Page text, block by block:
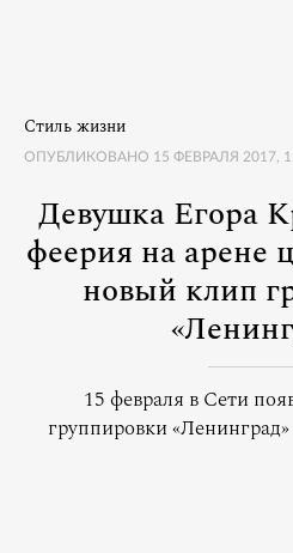
Стиль жизни
ОПУБЛИКОВАНО 15 ФЕВРАЛЯ 2017,
Девушка Егора
феерия на арене
новый клип
15 февраля в Сети
группировки